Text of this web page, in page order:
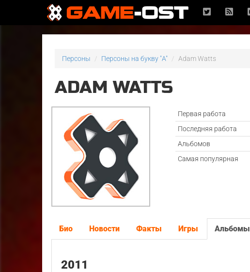
Персоны Персоны на букву "A" Adam Watts
ADAM WATTS
Первая работа
Последняя работа
Альбомов
Самая популярная
Био Новости Факты Игры Альбомы
2011